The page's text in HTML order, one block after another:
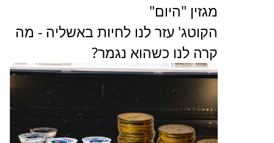
מגזין "היום"
הקוטג' עזר לנו לחיות באשליה - מה
קרה לנו כשהוא נגמר?